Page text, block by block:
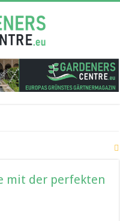
mit der perfekten